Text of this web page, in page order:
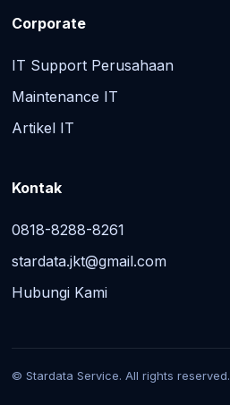
Corporate
IT Support Perusahaan
Maintenance IT
Artikel IT
Kontak
0818-8288-8261
stardata.jkt@gmail.com
Hubungi Kami
© Stardata Service. All rights reserved.